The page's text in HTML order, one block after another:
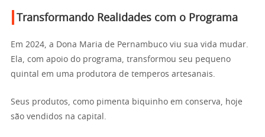
Transformando Realidades com o Programa
Em 2024, a Dona Maria de Pernambuco viu sua vida mudar.
Ela, com apoio do programa, transformou seu pequeno
quintal em uma produtora de temperos artesanais.
Seus produtos, como pimenta biquinho em conserva, hoje
são vendidos na capital.